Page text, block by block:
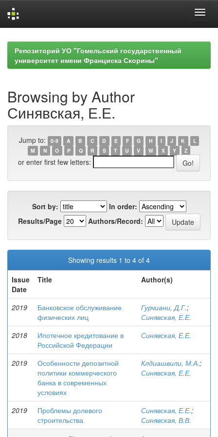
navigationРепозиторий УО "Гомельский государственный
университет имени Франциска Скорины"
Browsing by Author
Синявская, Е.Е.
Jump to: 0-9 A B C D E F G H I J K
L
M
N O P Q R S T U V W X Y Z
or enter first few letters:
Sort by:
In order:
Results/Page
Authors/Record:
Showing results 1 to 4 of 4
Issue
Date
Title Author(s)
2019
Банковское обслуживание
физических лиц
Гурчиани, Д.Г.;
Синявская, Е.Е.
2018
Ипотечное кредитование в
Российской Федерации
Синявская, Е.Е.
2019
Особенности депозитной
политики коммерческого
банка в современных
условиях
Клдиашвили, М.А.;
Синявская, Е.Е.
2019
Проблемы долевого
строительства
Синявская, Е.Е.;
Синявская, В.В.